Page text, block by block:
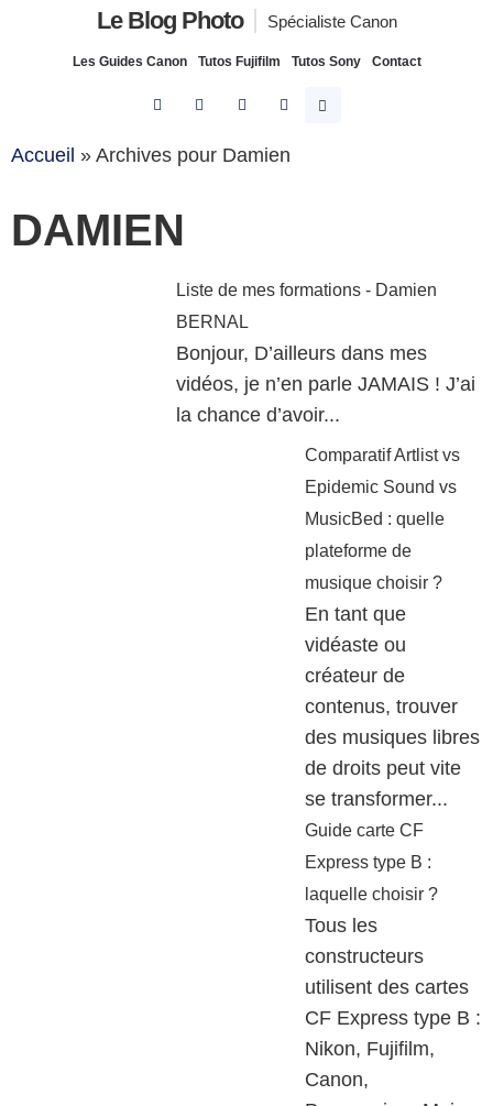
Le Blog Photo Spécialiste Canon
Les Guides Canon Tutos Fujifilm Tutos Sony Contact
Accueil » Archives pour Damien
DAMIEN
Liste de mes formations - Damien
BERNAL
Bonjour, D’ailleurs dans mes
vidéos, je n’en parle JAMAIS ! J’ai
la chance d’avoir...
Comparatif Artlist vs
Epidemic Sound vs
MusicBed : quelle
plateforme de
musique choisir ?
En tant que
vidéaste ou
créateur de
contenus, trouver
des musiques libres
de droits peut vite
se transformer...
Guide carte CF
Express type B :
laquelle choisir ?
Tous les
constructeurs
utilisent des cartes
CF Express type B :
Nikon, Fujifilm,
Canon,